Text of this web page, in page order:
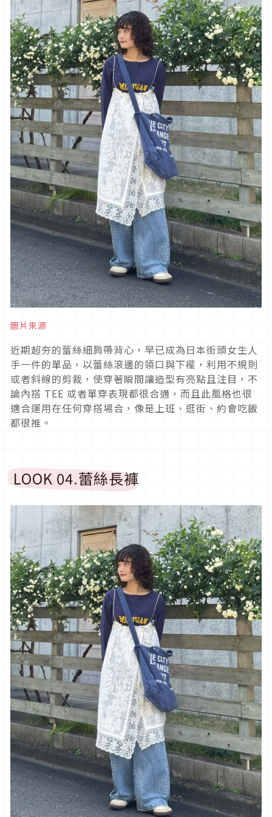
圖片來源
近期超夯的蕾絲細肩帶背心，早已成為日本街頭女生人
手一件的單品，以蕾絲滾邊的領口與下襬，利用不規則
或者斜線的剪裁，使穿著瞬間讓造型有亮點且注目，不
論內搭 TEE 或者單穿表現都很合適，而且此風格也很
適合運用在任何穿搭場合，像是上班、逛街、約會吃飯
都很推。
LOOK 04.蕾絲長褲